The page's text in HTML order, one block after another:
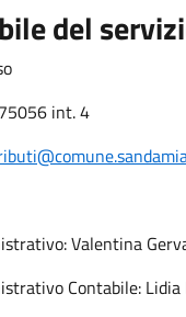
del
int. 4
Valentina
Contabile: Lidia